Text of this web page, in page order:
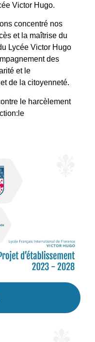
Victor Hugo.
concentré nos
et la maîtrise du
Lycée Victor Hugo
des
et le
de la citoyenneté.
le harcèlement